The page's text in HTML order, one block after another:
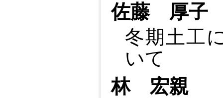
佐藤 厚子
冬期土工
いて
林 宏親